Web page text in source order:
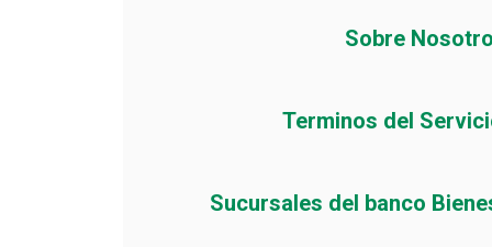
Sobre
Terminos del
Sucursales del banco